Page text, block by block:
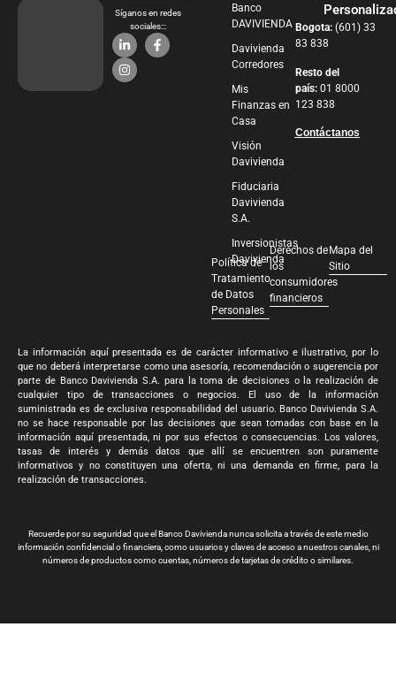
Síganos en redes
sociales:::
Banco
DAVIVIENDA
Davivienda
Corredores
Mis
Finanzas en
Casa
Visión
Davivienda
Fiduciaria
Davivienda
S.A.
Inversionistas
Davivienda
Bogota: (601) 33
83 838
Resto del
país: 01 8000
123 838
Contáctanos
Política de
Tratamiento
de Datos
Personales
Derechos de
los
consumidores
financieros
Mapa del
Sitio
La información aquí presentada es de carácter informativo e ilustrativo, por lo
que no deberá interpretarse como una asesoría, recomendación o sugerencia por
parte de Banco Davivienda S.A. para la toma de decisiones o la realización de
cualquier tipo de transacciones o negocios. El uso de la información
suministrada es de exclusiva responsabilidad del usuario. Banco Davivienda S.A.
no se hace responsable por las decisiones que sean tomadas con base en la
información aquí presentada, ni por sus efectos o consecuencias. Los valores,
tasas de interés y demás datos que allí se encuentren son puramente
informativos y no constituyen una oferta, ni una demanda en firme, para la
realización de transacciones.
Recuerde por su seguridad que el Banco Davivienda nunca solicita a través de este medio
información confidencial o financiera, como usuarios y claves de acceso a nuestros canales, ni
números de productos como cuentas, números de tarjetas de crédito o similares.